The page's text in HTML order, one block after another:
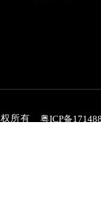
粤ICP备
所有